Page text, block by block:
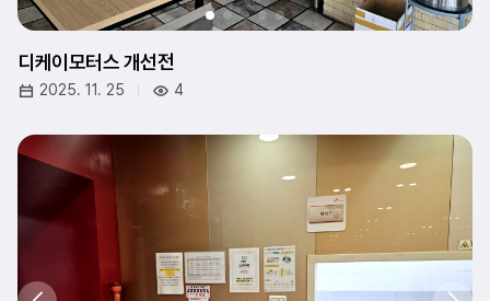
디케이모터스 개선전
2025. 11. 25 4